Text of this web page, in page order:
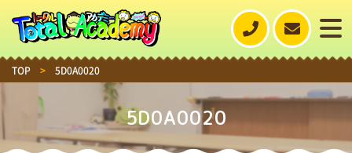
TOP > 5D0A0020
5D0A0020